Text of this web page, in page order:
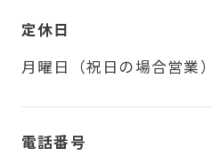
定休日
月曜日（祝日の場合営業）
電話番号